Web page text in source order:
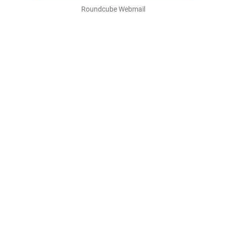
Roundcube Webmail